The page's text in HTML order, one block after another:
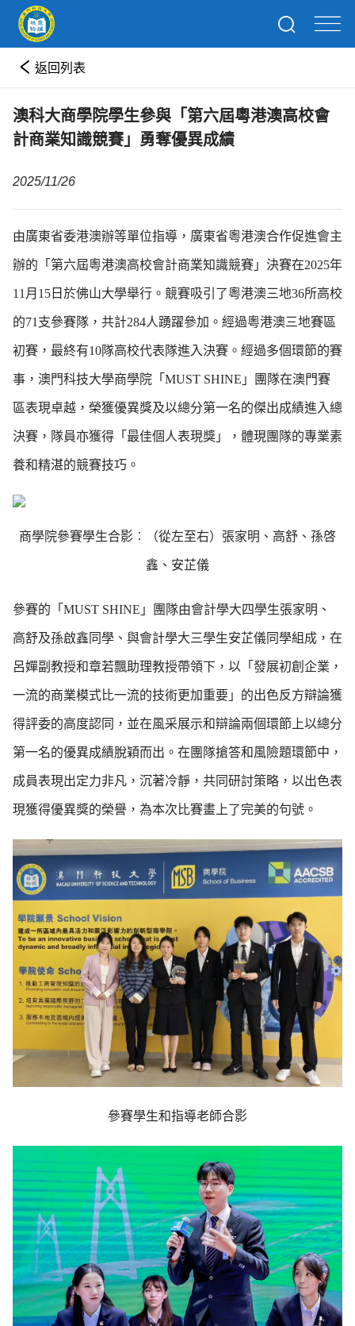
返回列表
澳科大商學院學生參與「第六屆粵港澳高校會
計商業知識競賽」勇奪優異成績
2025/11/26
由廣東省委港澳辦等單位指導，廣東省粵港澳合作促進會主
辦的「第六屆粵港澳高校會計商業知識競賽」決賽在2025年
11月15日於佛山大學舉行。競賽吸引了粵港澳三地36所高校
的71支參賽隊，共計284人踴躍參加。經過粵港澳三地賽區
初賽，最終有10隊高校代表隊進入決賽。經過多個環節的賽
事，澳門科技大學商學院「MUST SHINE」團隊在澳門賽
區表現卓越，榮獲優異獎及以總分第一名的傑出成績進入總
決賽，隊員亦獲得「最佳個人表現獎」，體現團隊的專業素
養和精湛的競賽技巧。
商學院參賽學生合影︰（從左至右）張家明、高舒、孫啓
鑫、安芷儀
參賽的「MUST SHINE」團隊由會計學大四學生張家明、
高舒及孫啟鑫同學、與會計學大三學生安芷儀同學組成，在
呂嬋副教授和章若飄助理教授帶領下，以「發展初創企業，
一流的商業模式比一流的技術更加重要」的出色反方辯論獲
得評委的高度認同，並在風采展示和辯論兩個環節上以總分
第一名的優異成績脫穎而出。在團隊搶答和風險題環節中，
成員表現出定力非凡，沉著冷靜，共同研討策略，以出色表
現獲得優異獎的榮譽，為本次比賽畫上了完美的句號。
參賽學生和指導老師合影